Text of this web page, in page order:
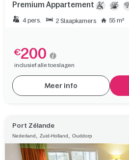
Premium Appartement
4 pers. 2 Slaapkamers 55 m²
€200
inclusief alle toeslagen
Meer info
Port Zélande
Nederland , Zuid-Holland , Ouddorp